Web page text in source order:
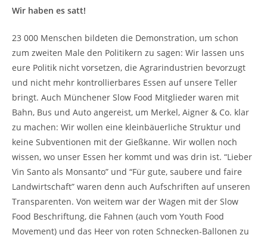
Wir haben es satt!
23 000 Menschen bildeten die Demonstration, um schon
zum zweiten Male den Politikern zu sagen: Wir lassen uns
eure Politik nicht vorsetzen, die Agrarindustrien bevorzugt
und nicht mehr kontrollierbares Essen auf unsere Teller
bringt. Auch Münchener Slow Food Mitglieder waren mit
Bahn, Bus und Auto angereist, um Merkel, Aigner & Co. klar
zu machen: Wir wollen eine kleinbäuerliche Struktur und
keine Subventionen mit der Gießkanne. Wir wollen noch
wissen, wo unser Essen her kommt und was drin ist. “Lieber
Vin Santo als Monsanto” und “Für gute, saubere und faire
Landwirtschaft” waren denn auch Aufschriften auf unseren
Transparenten. Von weitem war der Wagen mit der Slow
Food Beschriftung, die Fahnen (auch vom Youth Food
Movement) und das Heer von roten Schnecken-Ballonen zu